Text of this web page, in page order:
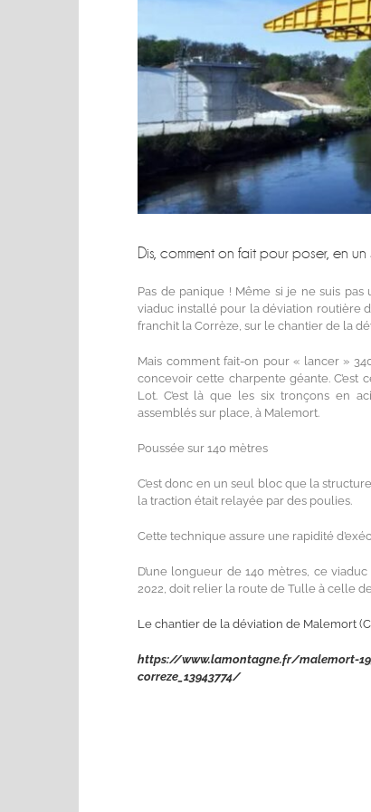
Dis, comment on fait pour poser, en
Pas de panique ! Même si je ne suis
viaduc installé pour la déviation routière
franchit la Corrèze, sur le chantier de la
Mais comment fait-on pour « lancer »
concevoir cette charpente géante. C’est
Lot. C’est là que les six tronçons en
assemblés sur place, à Malemort.
Poussée sur 140 mètres
C’est donc en un seul bloc que la
la traction était relayée par des poulies.
Cette technique assure une rapidité
D’une longueur de 140 mètres, ce
2022, doit relier la route de Tulle à celle
Le chantier de la déviation de Malemort
https://www.lamontagne.fr/malemort-
correze_13943774/